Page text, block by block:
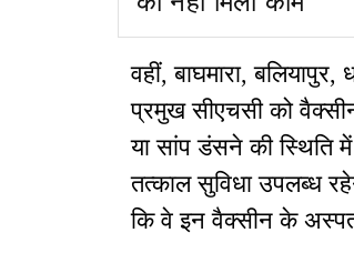
वहीं, बाघमारा,
प्रमुख सीएचसी को
या सांप डंसने की स्थिति में
तत्काल सुविधा उपलब्ध
कि वे इन वैक्सीन के